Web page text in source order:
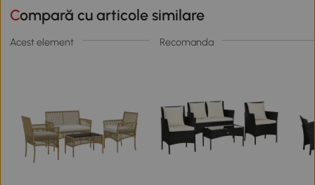
Compară cu articole similare
Acest element Recomanda